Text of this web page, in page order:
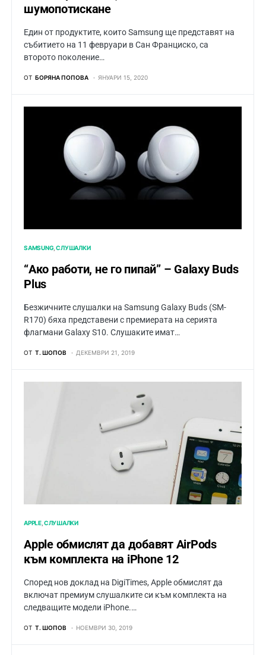
шумопотискане
Един от продуктите, които Samsung ще представят на
събитието на 11 февруари в Сан Францискo, са
второто поколение…
ОТ БОРЯНА ПОПОВА ЯНУАРИ 15, 2020
SAMSUNG СЛУШАЛКИ
“Ако работи, не го пипай” – Galaxy Buds
Plus
Безжичните слушалки на Samsung Galaxy Buds (SM-
R170) бяха представени с премиерата на серията
флагмани Galaxy S10. Слушаките имат…
ОТ Т. ШОПОВ ДЕКЕМВРИ 21, 2019
APPLE СЛУШАЛКИ
Apple обмислят да добавят AirPods
към комплекта на iPhone 12
Според нов доклад на DigiTimes, Apple обмислят да
включат премиум слушалките си към комплекта на
следващите модели iPhone.…
ОТ Т. ШОПОВ НОЕМВРИ 30, 2019